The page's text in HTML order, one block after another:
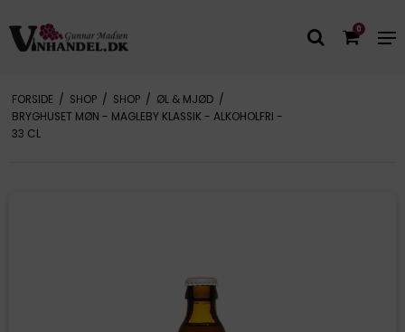
0
FORSIDE / SHOP / SHOP / ØL & MJØD /
BRYGHUSET MØN - MAGLEBY KLASSIK - ALKOHOLFRI -
33 CL